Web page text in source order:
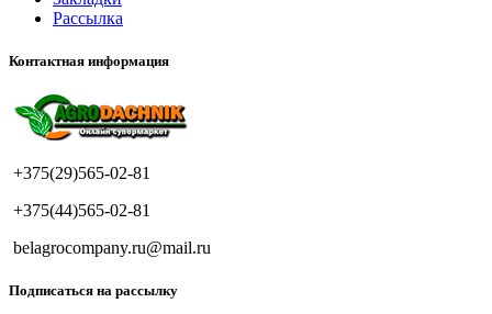
Рассылка
Контактная информация
+375(29)565-02-81
+375(44)565-02-81
belagrocompany.ru@mail.ru
Подписаться на рассылку